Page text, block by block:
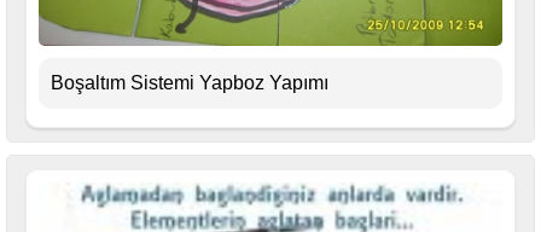
Boşaltım Sistemi Yapboz Yapımı